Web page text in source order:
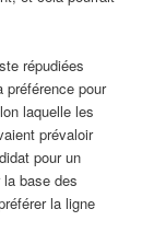
répudiées
préférence pour
laquelle les
prévaloir
pour un
base des
la ligne